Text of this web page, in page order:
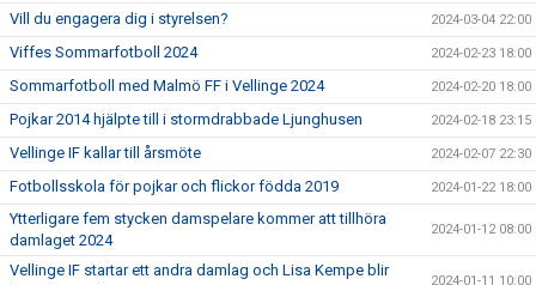
Vill du engagera dig i styrelsen? 2024-03-04 22:00
Viffes Sommarfotboll 2024 2024-02-23 18:00
Sommarfotboll med Malmö FF i Vellinge 2024 2024-02-20 18:00
Pojkar 2014 hjälpte till i stormdrabbade Ljunghusen 2024-02-18 23:15
Vellinge IF kallar till årsmöte 2024-02-07 22:30
Fotbollsskola för pojkar och flickor födda 2019 2024-01-22 18:00
Ytterligare fem stycken damspelare kommer att tillhöra
damlaget 2024
2024-01-12 08:00
Vellinge IF startar ett andra damlag och Lisa Kempe blir
2024-01-11 10:00